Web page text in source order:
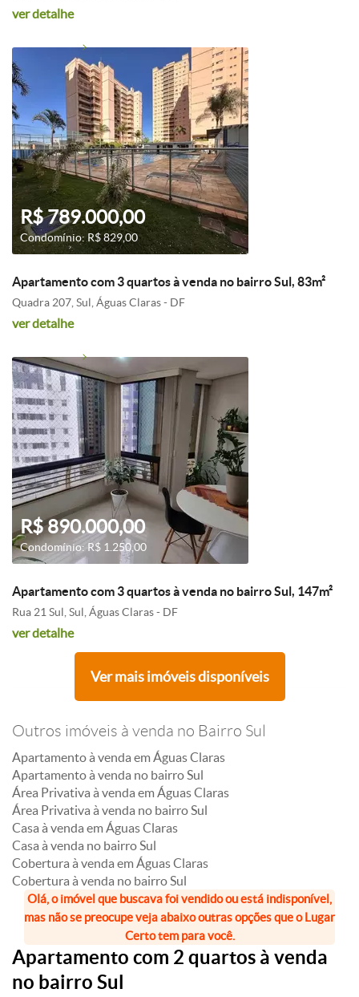
ver detalhe
R$ 789.000,00
Condomínio: R$ 829,00
Apartamento com 3 quartos à venda no bairro Sul, 83m²
Quadra 207, Sul, Águas Claras - DF
ver detalhe
R$ 890.000,00
Condomínio: R$ 1.250,00
Apartamento com 3 quartos à venda no bairro Sul, 147m²
Rua 21 Sul, Sul, Águas Claras - DF
ver detalhe
Ver mais imóveis disponíveis
Outros imóveis à venda no Bairro Sul
Apartamento à venda em Águas Claras
Apartamento à venda no bairro Sul
Área Privativa à venda em Águas Claras
Área Privativa à venda no bairro Sul
Casa à venda em Águas Claras
Casa à venda no bairro Sul
Cobertura à venda em Águas Claras
Cobertura à venda no bairro Sul
Olá, o imóvel que buscava foi vendido ou está indisponível,
mas não se preocupe veja abaixo outras opções que o Lugar
Certo tem para você.
Apartamento com 2 quartos à venda
no bairro Sul